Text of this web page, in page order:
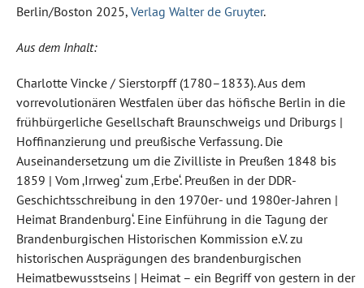
Berlin/Boston 2025, Verlag Walter de Gruyter.
Aus dem Inhalt:
Charlotte Vincke / Sierstorpff (1780–1833). Aus dem
vorrevolutionären Westfalen über das höfische Berlin in die
frühbürgerliche Gesellschaft Braunschweigs und Driburgs |
Hoffinanzierung und preußische Verfassung. Die
Auseinandersetzung um die Zivilliste in Preußen 1848 bis
1859 | Vom ‚Irrweg‘ zum ‚Erbe‘. Preußen in der DDR-
Geschichtsschreibung in den 1970er- und 1980er-Jahren |
Heimat Brandenburg‘. Eine Einführung in die Tagung der
Brandenburgischen Historischen Kommission e.V. zu
historischen Ausprägungen des brandenburgischen
Heimatbewusstseins | Heimat – ein Begriff von gestern in der